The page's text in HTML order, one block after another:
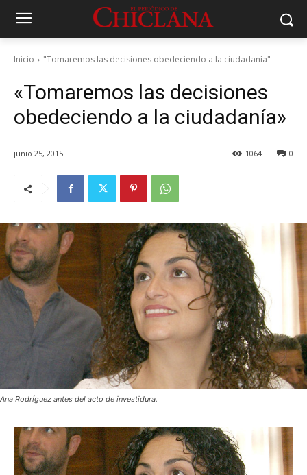
Inicio "Tomaremos las decisiones obedeciendo a la ciudadanía"
«Tomaremos las decisiones
obedeciendo a la ciudadanía»
junio 25, 2015 0
1064
Ana Rodríguez antes del acto de investidura.